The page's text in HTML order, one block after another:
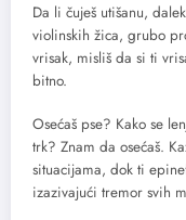
Da li čuješ utišanu,
violinskih žica, grubo
vrisak, misliš da si ti
bitno.
Osećaš pse? Kako se
trk? Znam da osećaš.
situacijama, dok ti
izazivajući tremor svih